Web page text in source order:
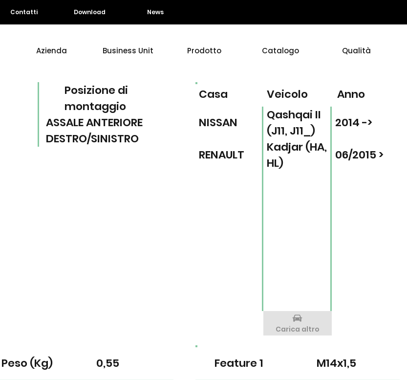
Azienda Business Unit Prodotto Catalogo Qualità
Contatti Download News
Peso (Kg) 0,55 Feature 1 M14x1,5
Posizione di
montaggio
ASSALE ANTERIORE
DESTRO/SINISTRO
Veicolo Anno
Casa
NISSAN
Qashqai II
(J11, J11_)
2014 ->
RENAULT
Kadjar (HA,
HL)
06/2015 >
Carica altro